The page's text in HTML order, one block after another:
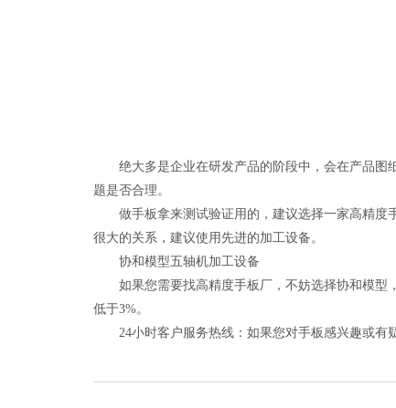
绝大多是企业在研发产品的阶段中，会在产品图纸
题是否合理。
做手板拿来测试验证用的，建议选择一家高精度
很大的关系，建议使用先进的加工设备。
协和模型五轴机加工设备
如果您需要找高精度手板厂，不妨选择协和模型，
低于3%。
24小时客户服务热线：如果您对手板感兴趣或有疑